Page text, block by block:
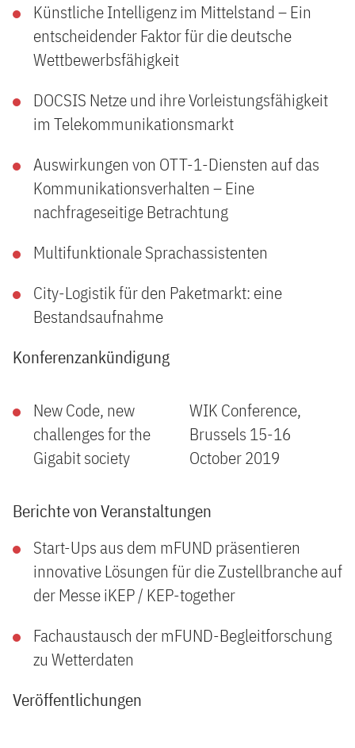
Künstliche Intelligenz im Mittelstand – Ein
entscheidender Faktor für die deutsche
Wettbewerbsfähigkeit
DOCSIS Netze und ihre Vorleistungsfähigkeit
im Telekommunikationsmarkt
Auswirkungen von OTT-1-Diensten auf das
Kommunikationsverhalten – Eine
nachfrageseitige Betrachtung
Multifunktionale Sprachassistenten
City-Logistik für den Paketmarkt: eine
Bestandsaufnahme
Konferenzankündigung
New Code, new
challenges for the
Gigabit society
WIK Conference,
Brussels 15-16
October 2019
Berichte von Veranstaltungen
Start-Ups aus dem mFUND präsentieren
innovative Lösungen für die Zustellbranche auf
der Messe iKEP / KEP-together
Fachaustausch der mFUND-Begleitforschung
zu Wetterdaten
Veröffentlichungen